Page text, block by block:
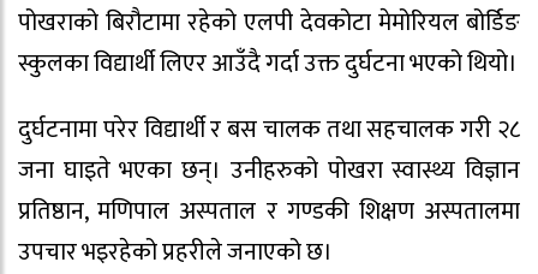
पोखराको बिरौटामा रहेको एलपी देवकोटा मेमोरियल बोर्डिङ
स्कुलका विद्यार्थी लिएर आउँदै गर्दा उक्त दुर्घटना भएको थियो।
दुर्घटनामा परेर विद्यार्थी र बस चालक तथा सहचालक गरी २८
जना घाइते भएका छन्। उनीहरुको पोखरा स्वास्थ्य विज्ञान
प्रतिष्ठान, मणिपाल अस्पताल र गण्डकी शिक्षण अस्पतालमा
उपचार भइरहेको प्रहरीले जनाएको छ।